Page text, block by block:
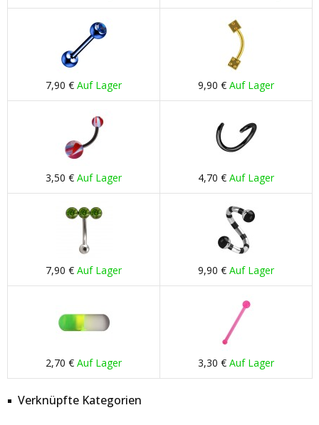
7,90 € Auf Lager 9,90 € Auf Lager
3,50 € Auf Lager 4,70 € Auf Lager
7,90 € Auf Lager 9,90 € Auf Lager
2,70 € Auf Lager 3,30 € Auf Lager
Verknüpfte Kategorien